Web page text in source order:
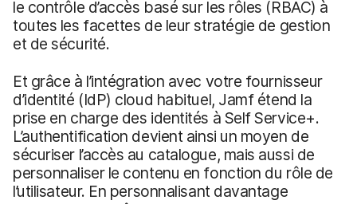
le contrôle d’accès basé sur les rôles (RBAC) à
toutes les facettes de leur stratégie de gestion
et de sécurité.
Et grâce à l’intégration avec votre fournisseur
d’identité (IdP) cloud habituel, Jamf étend la
prise en charge des identités à Self Service+.
L’authentification devient ainsi un moyen de
sécuriser l’accès au catalogue, mais aussi de
personnaliser le contenu en fonction du rôle de
l’utilisateur. En personnalisant davantage